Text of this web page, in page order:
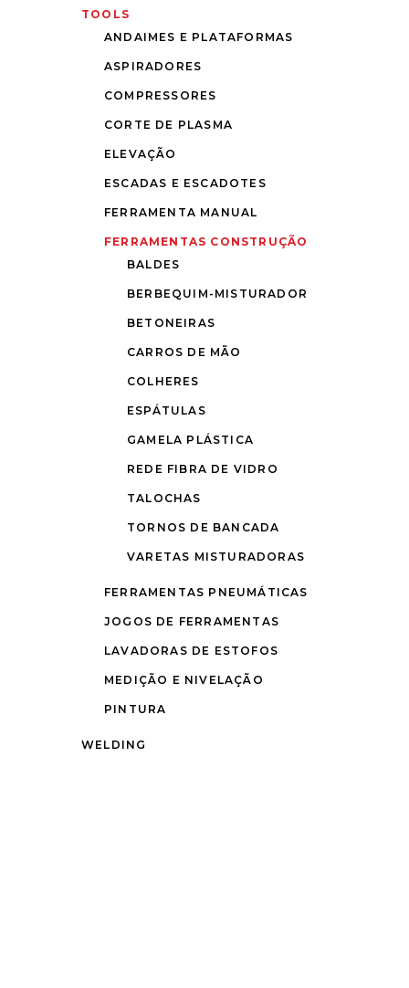
TOOLS
ANDAIMES E PLATAFORMAS
ASPIRADORES
COMPRESSORES
CORTE DE PLASMA
ELEVAÇÃO
ESCADAS E ESCADOTES
FERRAMENTA MANUAL
FERRAMENTAS CONSTRUÇÃO
BALDES
BERBEQUIM-MISTURADOR
BETONEIRAS
CARROS DE MÃO
COLHERES
ESPÁTULAS
GAMELA PLÁSTICA
REDE FIBRA DE VIDRO
TALOCHAS
TORNOS DE BANCADA
VARETAS MISTURADORAS
FERRAMENTAS PNEUMÁTICAS
JOGOS DE FERRAMENTAS
LAVADORAS DE ESTOFOS
MEDIÇÃO E NIVELAÇÃO
PINTURA
WELDING